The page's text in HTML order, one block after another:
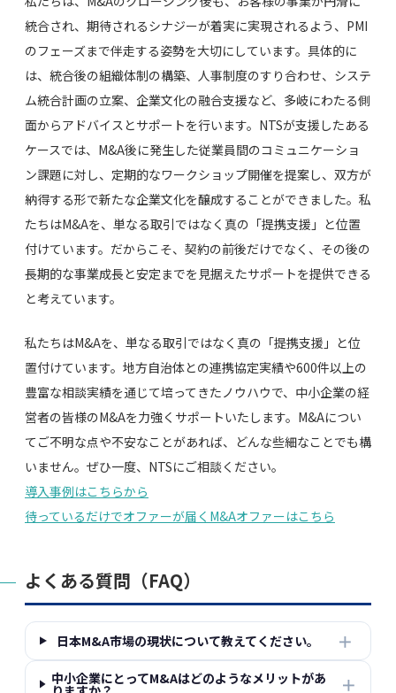
統合され、期待されるシナジーが着実に実現されるよう、PMI
のフェーズまで伴走する姿勢を大切にしています。具体的に
は、統合後の組織体制の構築、人事制度のすり合わせ、システ
ム統合計画の立案、企業文化の融合支援など、多岐にわたる側
面からアドバイスとサポートを行います。NTSが支援したある
ケースでは、M&A後に発生した従業員間のコミュニケーショ
ン課題に対し、定期的なワークショップ開催を提案し、双方が
納得する形で新たな企業文化を醸成することができました。私
たちはM&Aを、単なる取引ではなく真の「提携支援」と位置
付けています。だからこそ、契約の前後だけでなく、その後の
長期的な事業成長と安定までを見据えたサポートを提供できる
と考えています。
私たちはM&Aを、単なる取引ではなく真の「提携支援」と位
置付けています。地方自治体との連携協定実績や600件以上の
豊富な相談実績を通じて培ってきたノウハウで、中小企業の経
営者の皆様のM&Aを力強くサポートいたします。M&Aについ
てご不明な点や不安なことがあれば、どんな些細なことでも構
いません。ぜひ一度、NTSにご相談ください。
導入事例はこちらから
待っているだけでオファーが届くM&Aオファーはこちら
よくある質問（FAQ）
日本M&A市場の現状について教えてください。 ＋
中小企業にとってM&Aはどのようなメリットがあ ＋